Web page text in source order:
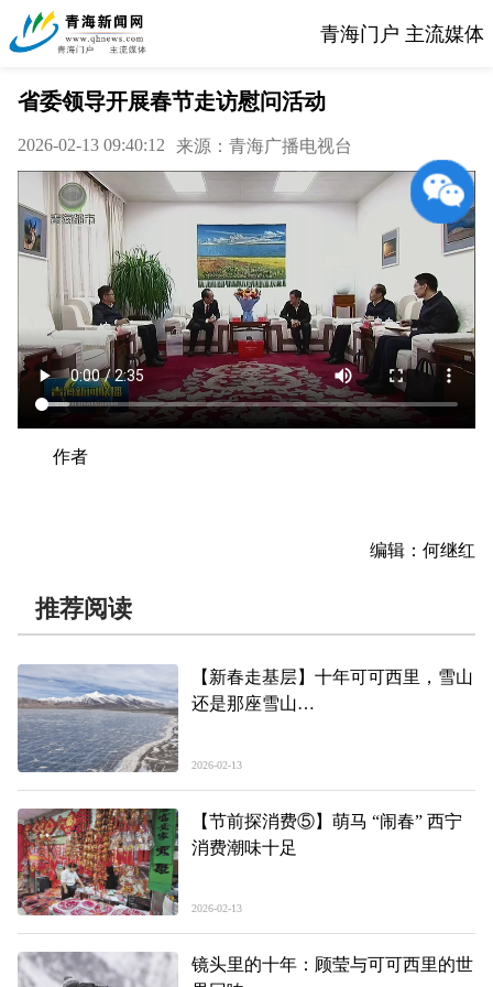
青海门户 主流媒体
省委领导开展春节走访慰问活动
2026-02-13 09:40:12 来源：青海广播电视台
作者
编辑：何继红
推荐阅读
【新春走基层】十年可可西里，雪山
还是那座雪山
2026-02-13
【节前探消费⑤】萌马 “闹春” 西宁
消费潮味十足
2026-02-13
镜头里的十年：顾莹与可可西里的世